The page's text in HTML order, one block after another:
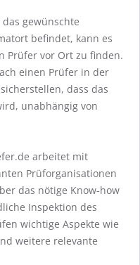
gewünschte
befindet, kann es
Prüfer vor Ort zu finden.
einen Prüfer in der
dass das
unabhängig von
arbeitet mit
Prüforganisationen
das nötige Know-how
Inspektion des
wichtige Aspekte wie
weitere relevante